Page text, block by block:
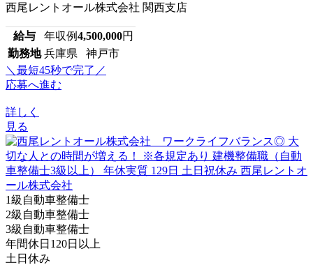
西尾レントオール株式会社 関西支店
給与 年収例4,500,000円
勤務地 兵庫県 神戸市
＼最短45秒で完了／
応募へ進む
詳しく
見る
1級自動車整備士
2級自動車整備士
3級自動車整備士
年間休日120日以上
土日休み